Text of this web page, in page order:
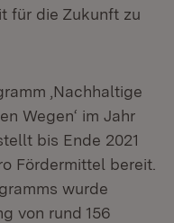
für die Zukunft zu
‚Nachhaltige
Wegen‘ im Jahr
bis Ende 2021
Fördermittel bereit.
wurde
von rund 156